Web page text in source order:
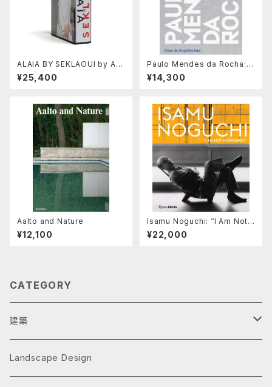
ALAIA BY SEKLAOUI by Ant
hony Seklaoui
¥25,400
Paulo Mendes da Rocha: C
onstructed Geographies
¥14,300
Aalto and Nature
¥12,100
Isamu Noguchi: “I Am Not a
Designer”
¥22,000
CATEGORY
建築
Architecture Monographs
Landscape Design